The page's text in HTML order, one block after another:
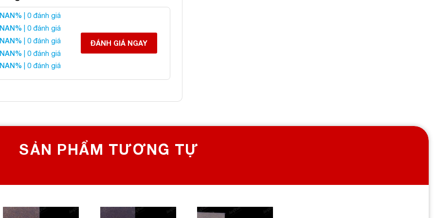
Ngọc Hoàng Long
liên hệ:
SỐ 1 VỀ ĐÁ PHONG THỦY
NAN% | 0 đánh giá
NAN% | 0 đánh giá
NAN% | 0 đánh giá
NAN% | 0 đánh giá
NAN% | 0 đánh giá
ĐÁNH GIÁ NGAY
SẢN PHẨM TƯƠNG TỰ